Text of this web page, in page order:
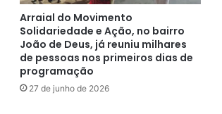
Arraial do Movimento
Solidariedade e Ação, no bairro
João de Deus, já reuniu milhares
de pessoas nos primeiros dias de
programação
27 de junho de 2026